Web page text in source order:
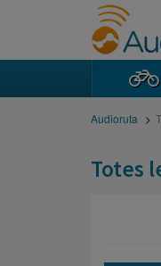
Audioruta
Totes